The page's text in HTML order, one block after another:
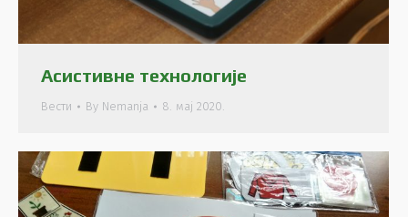
Асистивне технологије
Вести By Nemanja 8. мај 2020.